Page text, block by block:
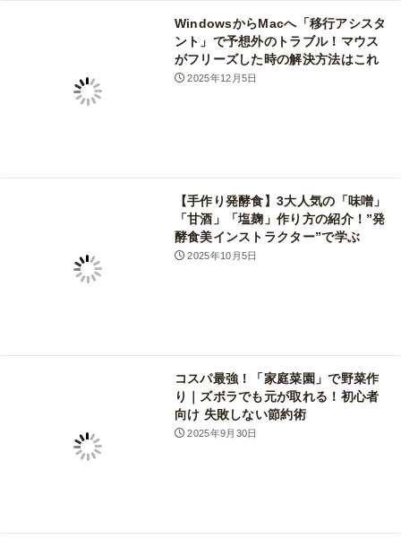
WindowsからMacへ「移行アシスタ
ント」で予想外のトラブル！マウス
がフリーズした時の解決方法はこれ
2025年12月5日
【手作り発酵食】3大人気の「味噌」
「甘酒」「塩麹」作り方の紹介！”発
酵食美インストラクター”で学ぶ
2025年10月5日
コスパ最強！「家庭菜園」で野菜作
り｜ズボラでも元が取れる！初心者
向け 失敗しない節約術
2025年9月30日